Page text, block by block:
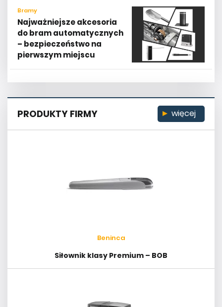
Bramy
Najważniejsze akcesoria
do bram automatycznych
– bezpieczeństwo na
pierwszym miejscu
PRODUKTY FIRMY więcej
Beninca
Siłownik klasy Premium – BOB